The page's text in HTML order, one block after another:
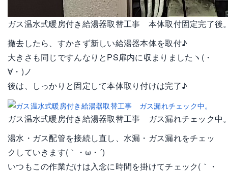
ガス温水式暖房付き給湯器取替工事 本体取付固定完了後
撤去したら、すかさず新しい給湯器本体を取付♪
大きさも同じですんなりとPS扉内に収まりましたヽ(・
∀・)ノ
後は、しっかりと固定して本体取り付けは完了♪
ガス温水式暖房付き給湯器取替工事 ガス漏れチェック中
湯水・ガス配管を接続し直し、水漏・ガス漏れをチェッ
クしていきます(｀・ω・´)
いつもこの作業だけは入念に時間を掛けてチェック(｀・